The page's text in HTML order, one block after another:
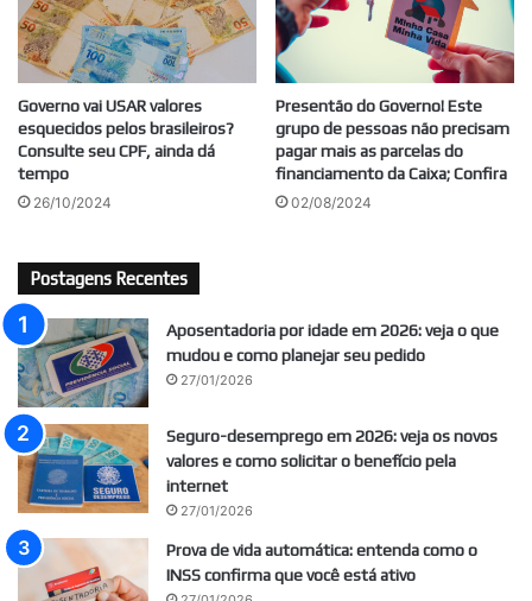
Governo vai USAR valores
esquecidos pelos brasileiros?
Consulte seu CPF, ainda dá
tempo
26/10/2024
Presentão do Governo! Este
grupo de pessoas não precisam
pagar mais as parcelas do
financiamento da Caixa; Confira
02/08/2024
Postagens Recentes
Aposentadoria por idade em 2026: veja o que
mudou e como planejar seu pedido
27/01/2026
Seguro-desemprego em 2026: veja os novos
valores e como solicitar o benefício pela
internet
27/01/2026
Prova de vida automática: entenda como o
INSS confirma que você está ativo